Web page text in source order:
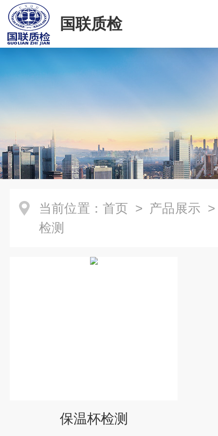
国联质检
当前位置： 首页 > 产品展示
检测
保温杯检测